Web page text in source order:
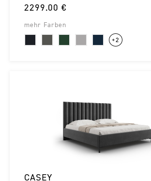
2299.00 €
mehr Farben
+2
CASEY